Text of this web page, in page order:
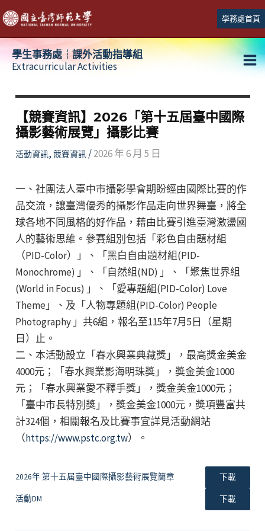
跳
至
主
學務處首頁
學生事務處┆課外活動指導組
Extracurricular Activities
【競賽資訊】2026「第十五屆臺中國際
攝影藝術展覽」攝影比賽
活動資訊, 競賽資訊/2026 年 6 月 5 日
一、社團法人臺中市攝影學會期盼經由國際比賽的作
品交流，讓臺灣優秀的攝影作品走向世界舞臺，將全
球各地不同風格的好作品，藉由比賽引進臺灣激盪國
人的藝術思維。參賽組別包括「彩色自由題材組
（PID-Color）」、「黑白自由題材組(PID-
Monochrome) 」、「自然組(ND) 」、「聚焦世界組
(World in Focus) 」、「愛專題組(PID-Color) Love
Theme」、及「人物專題組(PID-Color) People
Photography 」共6組，報名至115年7月5日（星期
日）止。
二、本活動設立「春水興業典藏獎」，最高獎金美金
4000元；「春水興業影海明珠獎」，獎金美金1000
元；「春水興業愛不釋手獎」，獎金美金1000元；
「臺中市長特別獎」，獎金美金1000元，獎項豐富共
計324個，相關報名及比賽事宜詳見活動網站
（https://www.pstc.org.tw）。
2026年 第十五屆臺中國際攝影藝術展覽簡章 下載
活動DM 下載